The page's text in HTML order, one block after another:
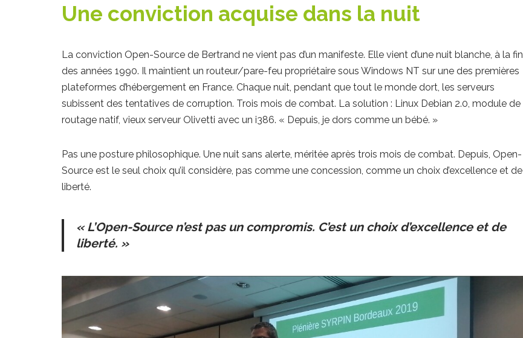
Une conviction acquise dans la nuit
La conviction Open-Source de Bertrand ne vient pas d’un manifeste. Elle vient d’une nuit blanche, à la fin
des années 1990. Il maintient un routeur/pare-feu propriétaire sous Windows NT sur une des premières
plateformes d’hébergement en France. Chaque nuit, pendant que tout le monde dort, les serveurs
subissent des tentatives de corruption. Trois mois de combat. La solution : Linux Debian 2.0, module de
routage natif, vieux serveur Olivetti avec un i386. « Depuis, je dors comme un bébé. »
Pas une posture philosophique. Une nuit sans alerte, méritée après trois mois de combat. Depuis, Open-
Source est le seul choix qu’il considère, pas comme une concession, comme un choix d’excellence et de
liberté.
« L’Open-Source n’est pas un compromis. C’est un choix d’excellence et de
liberté. »